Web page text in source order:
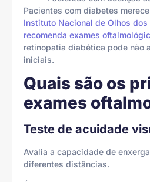
Pacientes com diabetes
Instituto Nacional de Olhos dos
recomenda exames
retinopatia diabética pode não
iniciais.
Quais são os
exames
Teste de acuidade
Avalia a capacidade de
diferentes distâncias.